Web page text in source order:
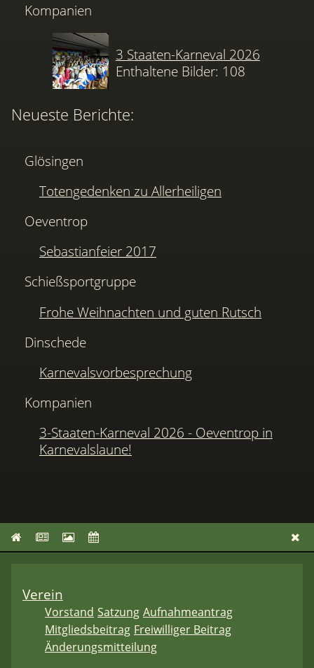
Kompanien
3 Staaten-Karneval 2026
Enthaltene Bilder: 108
Neueste Berichte:
Glösingen
Totengedenken zu Allerheiligen
Oeventrop
Sebastianfeier 2017
Schießsportgruppe
Frohe Weihnachten und guten Rutsch
Dinschede
Karnevalsvorbesprechung
Kompanien
3-Staaten-Karneval 2026 - Oeventrop in
Karnevalslaune!
Verein
Vorstand Satzung Aufnahmeantrag
Mitgliedsbeitrag Freiwilliger Beitrag
Änderungsmitteilung